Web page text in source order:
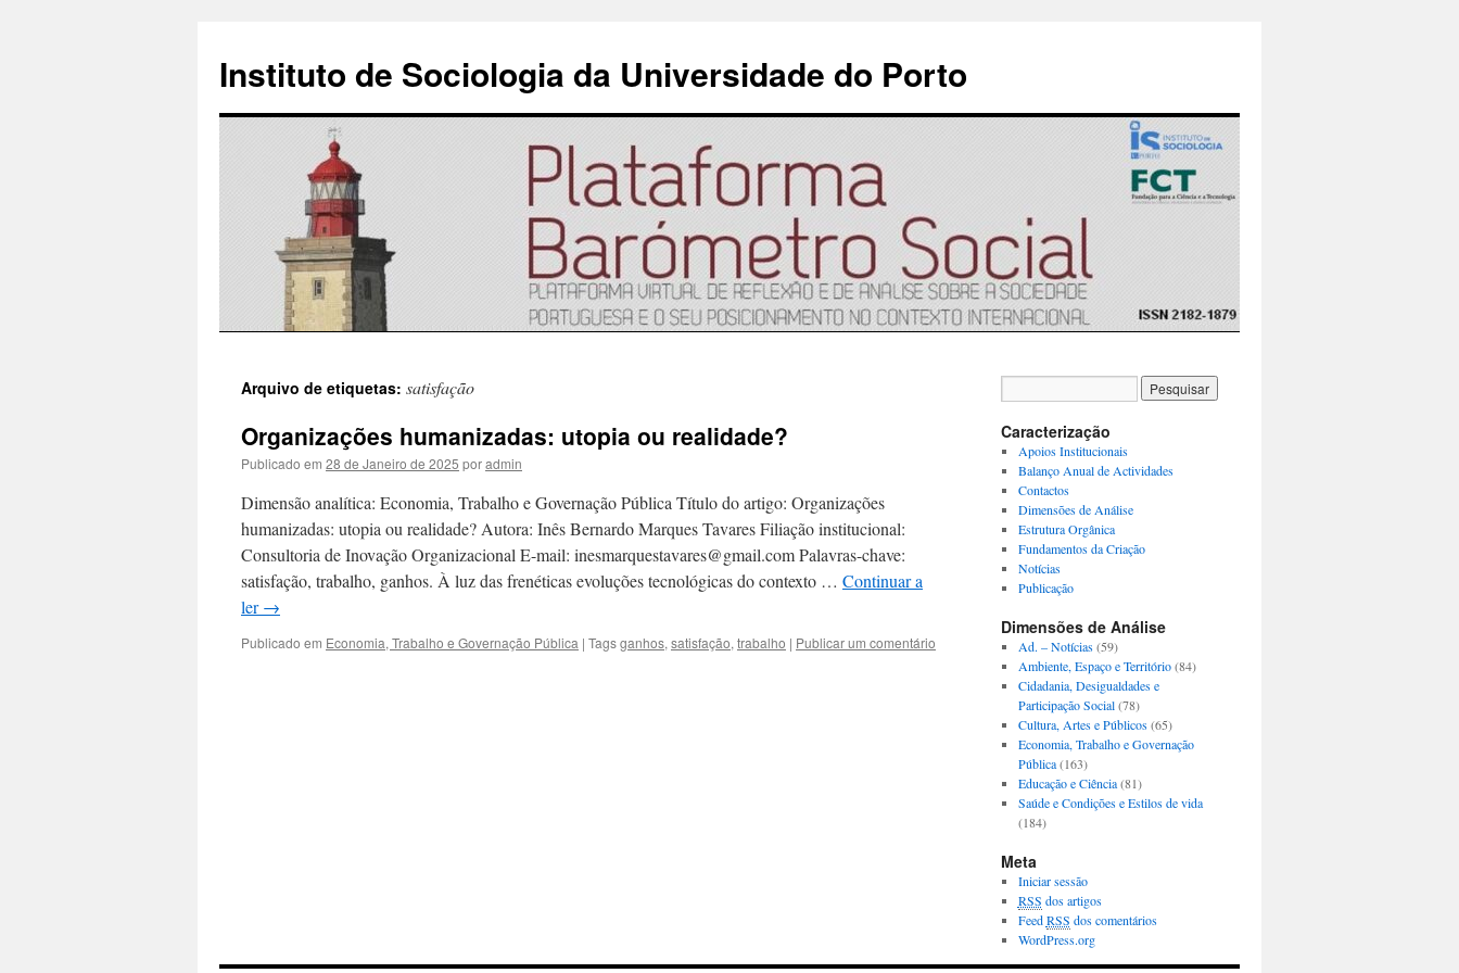
Instituto de Sociologia da Universidade do Porto
para
Arquivo de etiquetas: satisfação
Organizações humanizadas: utopia ou realidade?
Publicado em 28 de Janeiro de 2025 poradmin
Dimensão analítica: Economia, Trabalho e Governação Pública Título do artigo: Organizações
humanizadas: utopia ou realidade? Autora: Inês Bernardo Marques Tavares Filiação institucional:
Consultoria de Inovação Organizacional E-mail: inesmarquestavares@gmail.com Palavras-chave:
satisfação, trabalho, ganhos. À luz das frenéticas evoluções tecnológicas do contexto … Continuar a
ler→
Publicado em Economia, Trabalho e Governação Pública | Tagsganhos, satisfação, trabalho | Publicar um comentário
Caracterização
Apoios Institucionais
Balanço Anual de Actividades
Contactos
Dimensões de Análise
Estrutura Orgânica
Fundamentos da Criação
Notícias
Publicação
Dimensões de Análise
Ad. – Notícias(59)
Ambiente, Espaço e Território(84)
Cidadania, Desigualdades e
Participação Social(78)
Cultura, Artes e Públicos(65)
Economia, Trabalho e Governação
Pública(163)
Educação e Ciência(81)
Saúde e Condições e Estilos de vida
(184)
Meta
Iniciar sessão
RSS dos artigos
FeedRSS dos comentários
WordPress.org